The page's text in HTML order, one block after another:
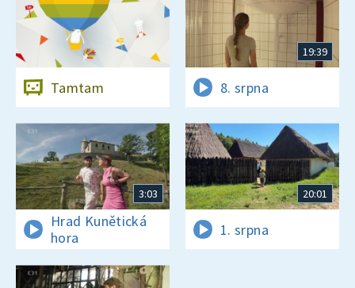
Tamtam
19:39
8. srpna
3:03
Hrad Kunětická
hora
20:01
1. srpna